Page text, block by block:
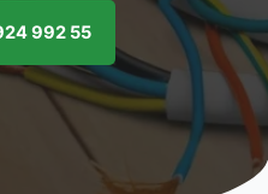
992 55